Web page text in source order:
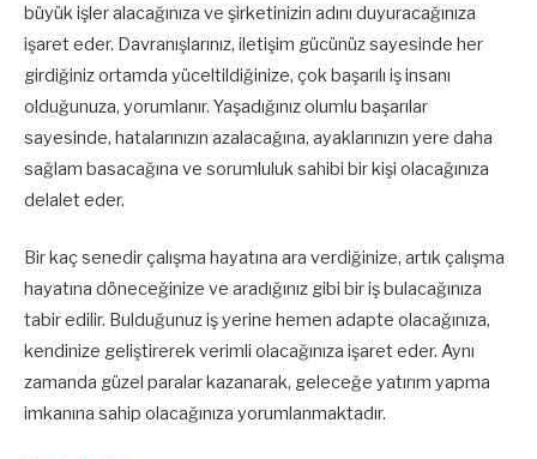
büyük işler alacağınıza ve şirketinizin adını duyuracağınıza
işaret eder. Davranışlarınız, iletişim gücünüz sayesinde her
girdiğiniz ortamda yüceltildiğinize, çok başarılı iş insanı
olduğunuza, yorumlanır. Yaşadığınız olumlu başarılar
sayesinde, hatalarınızın azalacağına, ayaklarınızın yere daha
sağlam basacağına ve sorumluluk sahibi bir kişi olacağınıza
delalet eder.
Bir kaç senedir çalışma hayatına ara verdiğinize, artık çalışma
hayatına döneceğinize ve aradığınız gibi bir iş bulacağınıza
tabir edilir. Bulduğunuz iş yerine hemen adapte olacağınıza,
kendinize geliştirerek verimli olacağınıza işaret eder. Aynı
zamanda güzel paralar kazanarak, geleceğe yatırım yapma
imkanına sahip olacağınıza yorumlanmaktadır.